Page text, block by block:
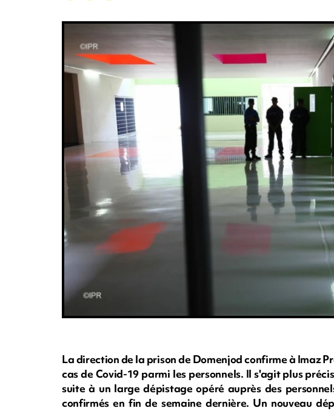
La direction de la prison de Domenjod confirme à Imaz
cas de Covid-19 parmi les personnels. Il s'agit plus
suite à un large dépistage opéré auprès des
confirmés en fin de semaine dernière. Un nouveau